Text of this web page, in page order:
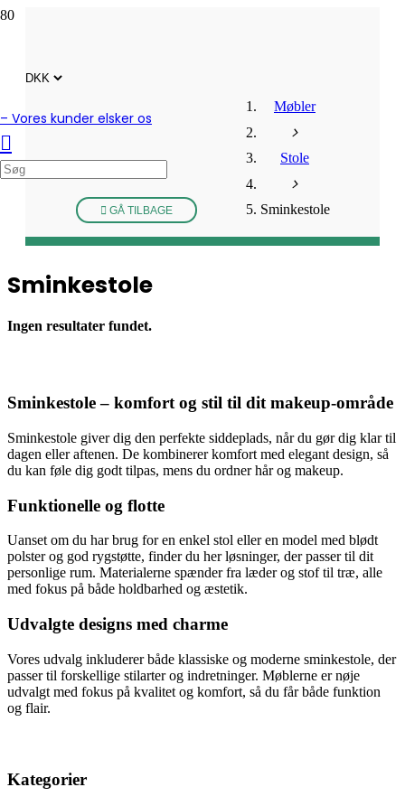
– Vores kunder elsker os
GÅ TILBAGE
Møbler
Stole
Sminkestole
Sminkestole
Ingen resultater fundet.
Sminkestole – komfort og stil til dit makeup-område
Sminkestole giver dig den perfekte siddeplads, når du gør dig klar til
dagen eller aftenen. De kombinerer komfort med elegant design, så
du kan føle dig godt tilpas, mens du ordner hår og makeup.
Funktionelle og flotte
Uanset om du har brug for en enkel stol eller en model med blødt
polster og god rygstøtte, finder du her løsninger, der passer til dit
personlige rum. Materialerne spænder fra læder og stof til træ, alle
med fokus på både holdbarhed og æstetik.
Udvalgte designs med charme
Vores udvalg inkluderer både klassiske og moderne sminkestole, der
passer til forskellige stilarter og indretninger. Møblerne er nøje
udvalgt med fokus på kvalitet og komfort, så du får både funktion
og flair.
Kategorier